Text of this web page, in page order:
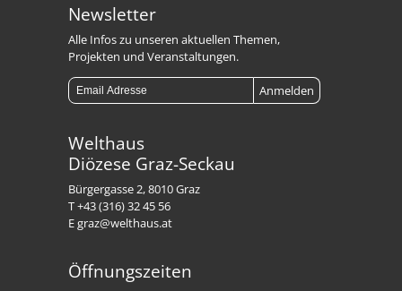
Newsletter
Alle Infos zu unseren aktuellen Themen,
Projekten und Veranstaltungen.
Welthaus
Diözese Graz-Seckau
Bürgergasse 2, 8010 Graz
T +43 (316) 32 45 56
E graz@welthaus.at
Öffnungszeiten